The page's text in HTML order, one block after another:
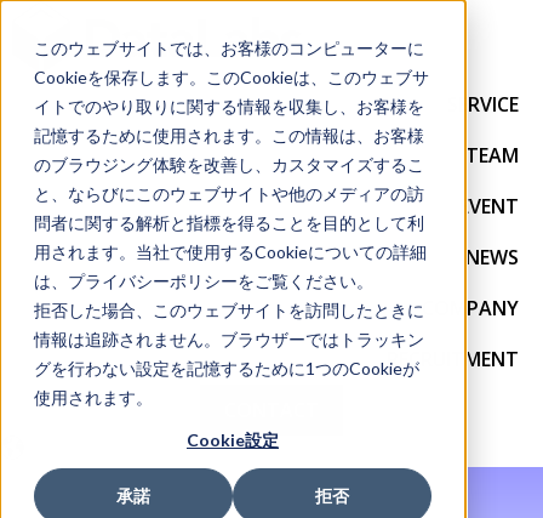
このウェブサイトでは、お客様のコンピューターに
Cookieを保存します。このCookieは、このウェブサ
イトでのやり取りに関する情報を収集し、お客様を
記憶するために使用されます。この情報は、お客様
のブラウジング体験を改善し、カスタマイズするこ
と、ならびにこのウェブサイトや他のメディアの訪
問者に関する解析と指標を得ることを目的として利
用されます。当社で使用するCookieについての詳細
は、プライバシーポリシーをご覧ください。
拒否した場合、このウェブサイトを訪問したときに
情報は追跡されません。ブラウザーではトラッキン
グを行わない設定を記憶するために1つのCookieが
使用されます。
Cookie設定
承諾 拒否
SERVICE
TEAM
EVENT
NEWS
COMPANY
RECRUITMENT